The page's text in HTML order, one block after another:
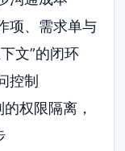
项、需求单与
文”的闭环
控制
权限隔离，